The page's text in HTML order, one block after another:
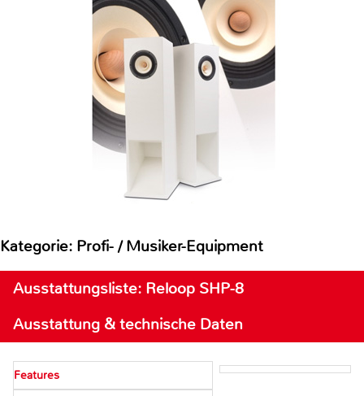
Kategorie: Profi- / Musiker-Equipment
Ausstattungsliste: Reloop SHP-8
Ausstattung & technische Daten
Features